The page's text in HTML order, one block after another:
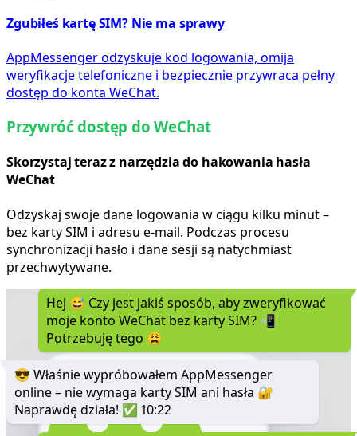
Zgubiłeś kartę SIM? Nie ma sprawy
AppMessenger odzyskuje kod logowania, omija
weryfikacje telefoniczne i bezpiecznie przywraca pełny
dostęp do konta WeChat.
Przywróć dostęp do WeChat
Skorzystaj teraz z narzędzia do hakowania hasła
WeChat
Odzyskaj swoje dane logowania w ciągu kilku minut –
bez karty SIM i adresu e-mail. Podczas procesu
synchronizacji hasło i dane sesji są natychmiast
przechwytywane.
Hej 😅 Czy jest jakiś sposób, aby zweryfikować
moje konto WeChat bez karty SIM? 📲
Potrzebuję tego 😩
😎 Właśnie wypróbowałem AppMessenger
online – nie wymaga karty SIM ani hasła 🔐
Naprawdę działa! ✅ 10:22